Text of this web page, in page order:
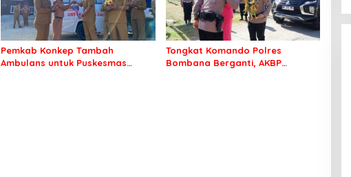
Pemkab Konkep Tambah
Ambulans untuk Puskesmas
Tongkat Komando Polres
Bombana Berganti, AKBP